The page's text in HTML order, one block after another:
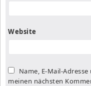
Website
Name, E-Mail-
meinen nächsten